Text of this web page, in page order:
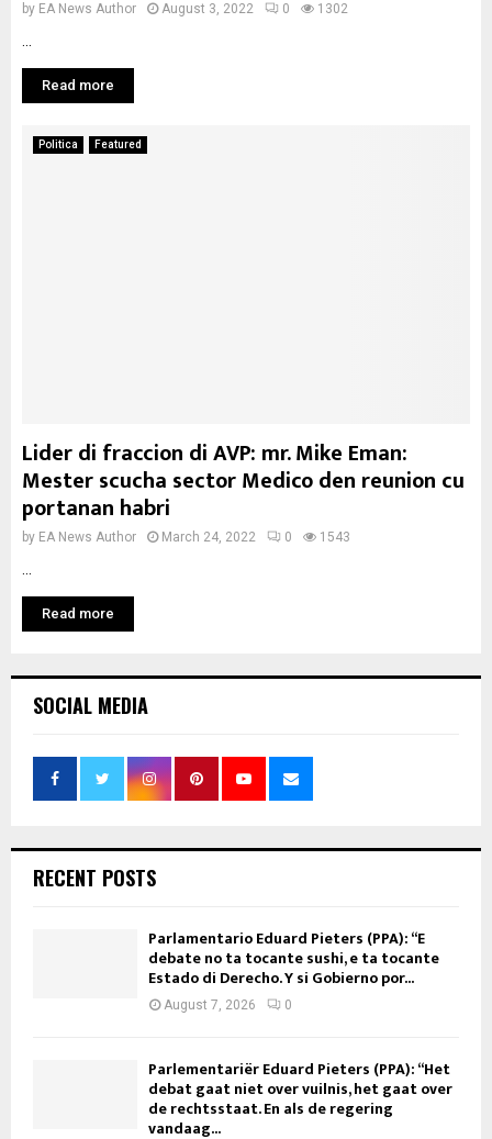
by EA News Author August 3, 2022 0 1302
Read more
Politica Featured
Lider di fraccion di AVP: mr. Mike Eman:
Mester scucha sector Medico den reunion cu
portanan habri
by EA News Author March 24, 2022 0 1543
Read more
SOCIAL MEDIA
RECENT POSTS
Parlamentario Eduard Pieters (PPA): “E
debate no ta tocante sushi, e ta tocante
Estado di Derecho. Y si Gobierno por...
August 7, 2026 0
Parlementariër Eduard Pieters (PPA): “Het
debat gaat niet over vuilnis, het gaat over
de rechtsstaat. En als de regering
vandaag...